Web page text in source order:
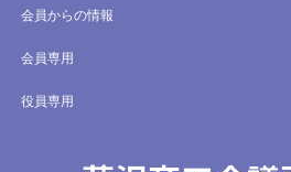
会員からの情報
会員専用
役員専用